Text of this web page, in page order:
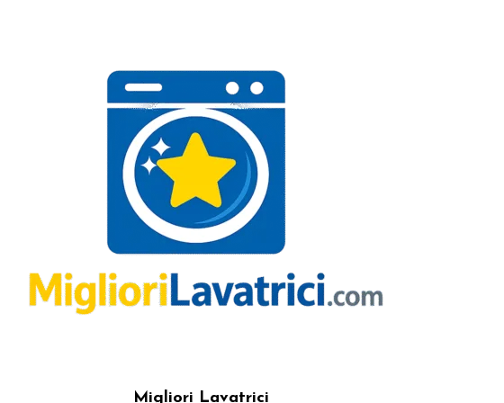
Migliori Lavatrici